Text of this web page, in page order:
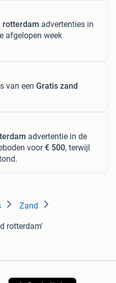
rotterdam advertenties in
afgelopen week
van een Gratis zand
advertentie in de
voor€ 500, terwijl
Zand
rotterdam'